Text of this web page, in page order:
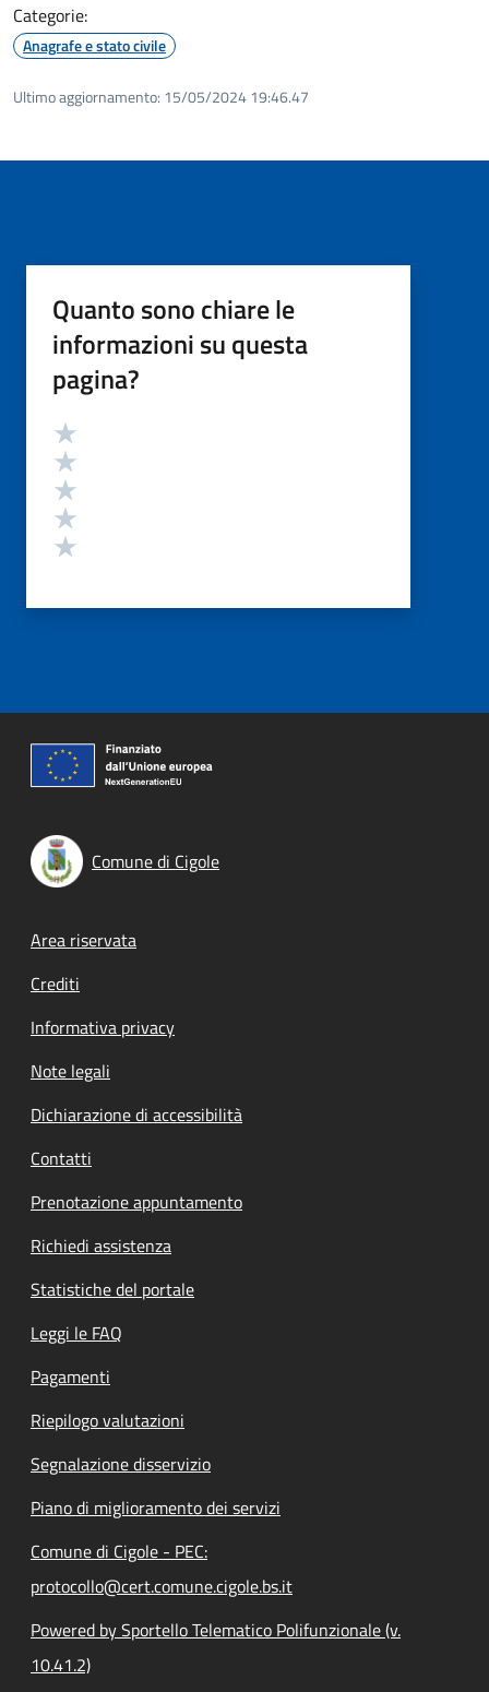
Categorie:
Anagrafe e stato civile
Ultimo aggiornamento: 15/05/2024 19:46.47
Quanto sono chiare le
informazioni su questa
pagina?
Valutazione
Comune di Cigole
Footer menu
Area riservata
Crediti
Informativa privacy
Note legali
Dichiarazione di accessibilità
Contatti
Prenotazione appuntamento
Richiedi assistenza
Statistiche del portale
Leggi le FAQ
Pagamenti
Riepilogo valutazioni
Segnalazione disservizio
Piano di miglioramento dei servizi
Comune di Cigole - PEC:
protocollo@cert.comune.cigole.bs.it
Powered by Sportello Telematico Polifunzionale (v.
10.41.2)